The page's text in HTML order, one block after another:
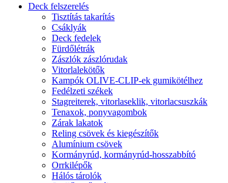
Deck felszerelés
Tisztítás takarítás
Csáklyák
Deck fedelek
Fürdőlétrák
Zászlók zászlórudak
Vitorlalekötők
Kampók OLIVE-CLIP-ek gumikötélhez
Fedélzeti székek
Stagreiterek, vitorlaseklik, vitorlacsuszkák
Tenaxok, ponyvagombok
Zárak lakatok
Reling csövek és kiegészítők
Alumínium csövek
Kormányrúd, kormányrúd-hosszabbító
Orrkilépők
Hálós tárolók